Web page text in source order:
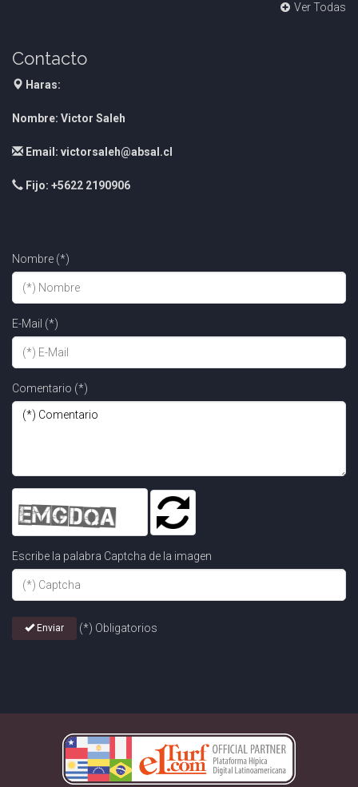
Ver Todas
Contacto
Haras:
Nombre: Victor Saleh
Email: victorsaleh@absal.cl
Fijo: +5622 2190906
Nombre (*)
E-Mail (*)
Comentario (*)
Escribe la palabra Captcha de la imagen
Enviar (*) Obligatorios